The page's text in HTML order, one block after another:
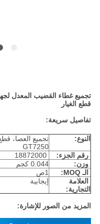
قطع الغيار
تفاصيل سريعة:
النوع:
تجميع العصا،
GT7250
رقم الجزء:
18872000
وزن:
0.044 كجم
الـ MOQ:
1ص
العلامة
التجارية:
إيجابية
المزيد من الصور للإشارة: